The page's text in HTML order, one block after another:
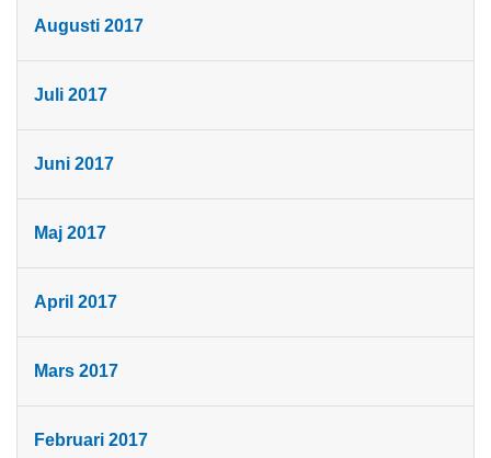
Augusti 2017
Juli 2017
Juni 2017
Maj 2017
April 2017
Mars 2017
Februari 2017